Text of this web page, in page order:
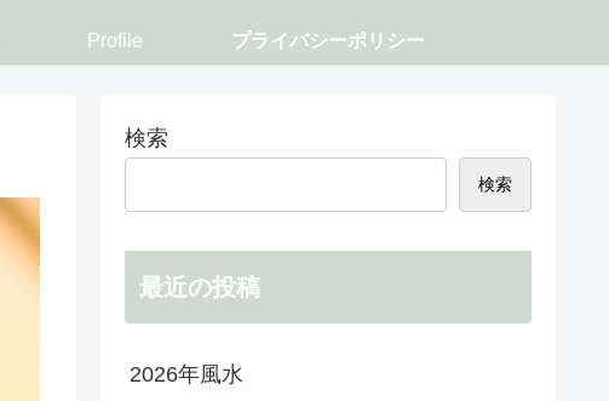
Profile プライバシーポリシー
検索
検索
最近の投稿
2026年風水